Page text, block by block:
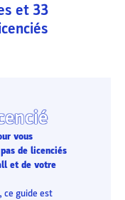
et 33
vous
de licenciés
et de votre
ce guide est